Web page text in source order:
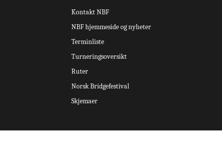
Kontakt NBF
NBF hjemmeside og nyheter
Terminliste
Turneringsoversikt
Ruter
Norsk Bridgefestival
Skjemaer